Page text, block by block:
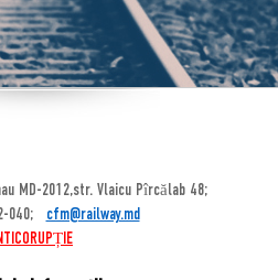
MD-2012,str. Vlaicu Pîrcălab 48;
040;
cfm@railway.md